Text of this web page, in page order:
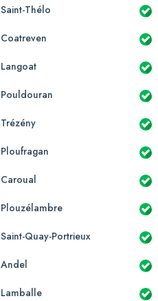
Saint-Thélo
Coatreven
Langoat
Pouldouran
Trézény
Ploufragan
Caroual
Plouzélambre
Saint-Quay-Portrieux
Andel
Lamballe